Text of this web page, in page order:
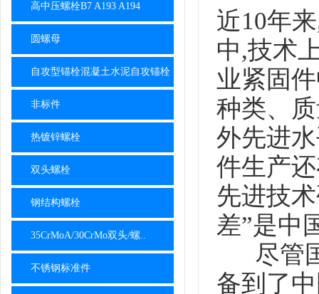
高中压螺栓B7 A193 A194
圆螺母
自攻型锚栓混凝土水泥自攻锚栓
非标件
热镀锌螺栓
双头螺栓
钢结构螺栓
35CrMoA/30CrMo双头/螺..
不锈钢标准件
近10年
中,技术
业紧固
种类、
外先进
件生产
先进技
差”是中
尽管国
备到了